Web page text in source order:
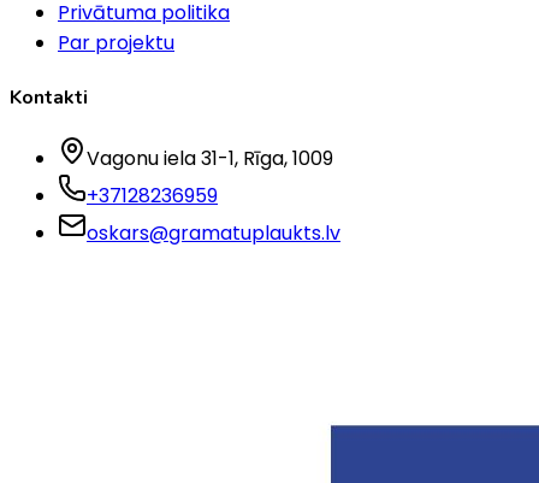
Privātuma politika
Par projektu
Kontakti
Vagonu iela 31-1, Rīga, 1009
+37128236959
oskars@gramatuplaukts.lv